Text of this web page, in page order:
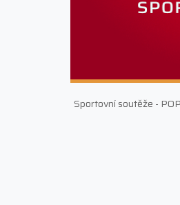
Sportovní soutěže -